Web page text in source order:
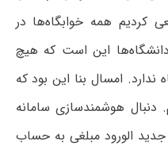
همه خوابگاه‌ها در
دانشگاه‌ها این است که هیچ
امسال بنا این بود که
را اجرا کنیم. دنبال هوشمندسازی سامانه
الورود مبلغی به حساب